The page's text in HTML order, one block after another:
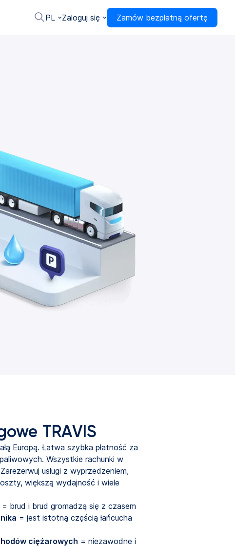
PL Zaloguj się Zamów bezpłatną ofertę
TRAVIS
Europą. Łatwa szybka płatność za
Wszystkie rachunki w
usługi z wyprzedzeniem,
większą wydajność i wiele
= brud i brud gromadzą się z czasem
= jest istotną częścią łańcucha
ciężarowych = niezawodne i